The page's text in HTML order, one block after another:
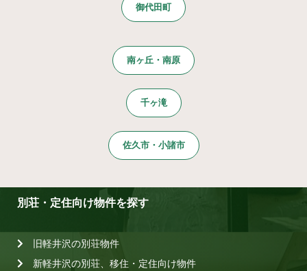
御代田町
南ヶ丘・南原
千ヶ滝
佐久市・小諸市
別荘・定住向け物件を探す
旧軽井沢の別荘物件
新軽井沢の別荘、移住・定住向け物件